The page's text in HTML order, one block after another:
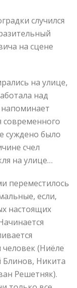
случился
на сцене
на улице,
над
современного
суждено было
счел
на улице…
переместилось
если,
настоящих
(Ниёле
Блинов, Никита
Решетняк).